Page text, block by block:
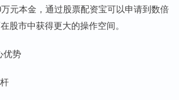
元本金，通过股票配资宝可以申请到数倍
股市中获得更大的操作空间。
优势